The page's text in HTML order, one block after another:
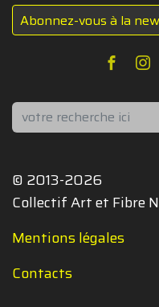
Abonnez-vous à la
Rechercher
© 2013-2026
Collectif Art et Fibre
Mentions légales
Contacts